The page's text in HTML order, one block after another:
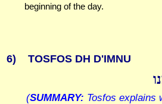
beginning of the day.
6) TOSFOS DH D'IMNU
(SUMMARY: Tosfos explains